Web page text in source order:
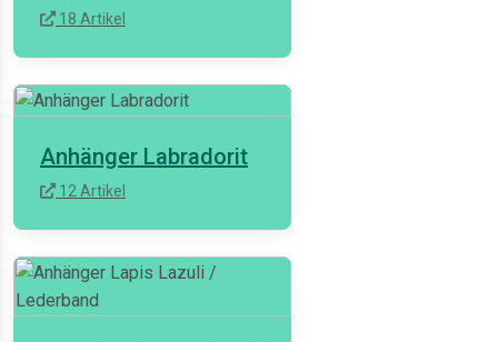
18 Artikel
Anhänger Labradorit
12 Artikel